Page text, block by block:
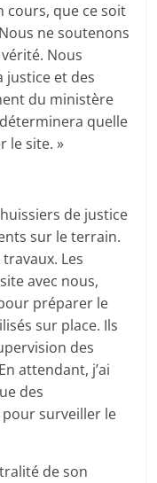
cours, que ce soit
ne soutenons
Nous
justice et des
du ministère
quelle
le site. »
de justice
sur le terrain.
Les
avec nous,
préparer le
sur place. Ils
des
attendant, j’ai
des
surveiller le
de son